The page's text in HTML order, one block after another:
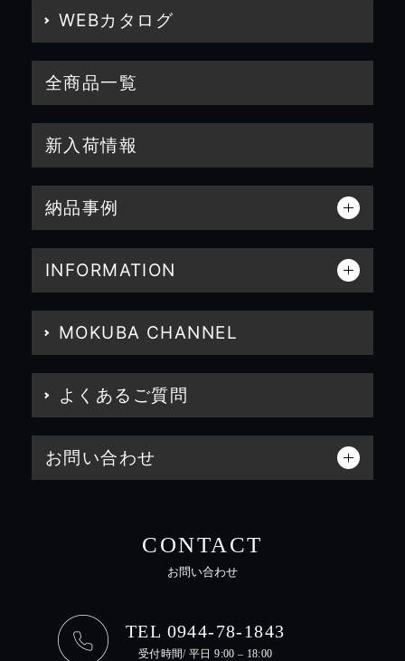
WEBカタログ
全商品一覧
新入荷情報
納品事例
INFORMATION
MOKUBA CHANNEL
よくあるご質問
お問い合わせ
CONTACT
お問い合わせ
TEL 0944-78-1843
受付時間/ 平日 9:00 – 18:00